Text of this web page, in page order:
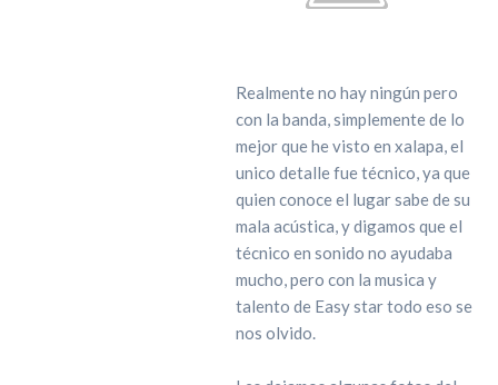
Realmente no hay ningún pero
con la banda, simplemente de lo
mejor que he visto en xalapa, el
unico detalle fue técnico, ya que
quien conoce el lugar sabe de su
mala acústica, y digamos que el
técnico en sonido no ayudaba
mucho, pero con la musica y
talento de Easy star todo eso se
nos olvido.